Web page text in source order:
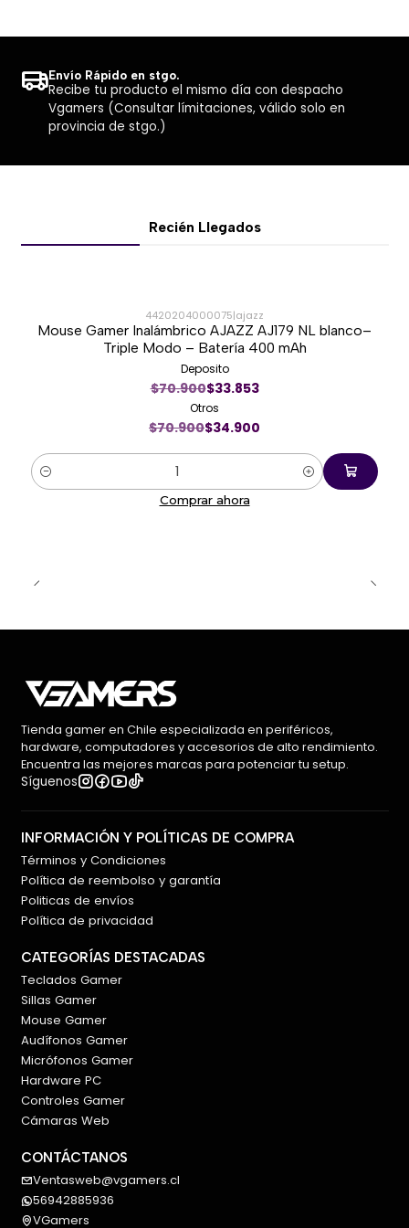
Envío Rápido en stgo.
Recibe tu producto el mismo día con despacho
Vgamers (Consultar límitaciones, válido solo en
provincia de stgo.)
Recién Llegados
-51%
4420204000075|ajazz
Mouse Gamer Inalámbrico AJAZZ AJ179 NL blanco–
Triple Modo – Batería 400 mAh
Deposito
$70.900$33.853
Otros
$70.900$34.900
Cantidad
Comprar ahora
Tienda gamer en Chile especializada en periféricos,
hardware, computadores y accesorios de alto rendimiento.
Encuentra las mejores marcas para potenciar tu setup.
Síguenos
INFORMACIÓN Y POLÍTICAS DE COMPRA
Términos y Condiciones
Política de reembolso y garantía
Politicas de envíos
Política de privacidad
CATEGORÍAS DESTACADAS
Teclados Gamer
Sillas Gamer
Mouse Gamer
Audífonos Gamer
Micrófonos Gamer
Hardware PC
Controles Gamer
Cámaras Web
CONTÁCTANOS
Ventasweb@vgamers.cl
56942885936
VGamers